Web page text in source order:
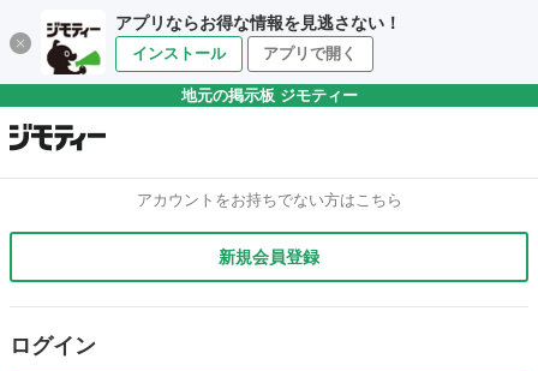
アプリならお得な情報を見逃さない！
インストール アプリで開く
地元の掲示板 ジモティー
アカウントをお持ちでない方はこちら
新規会員登録
ログイン